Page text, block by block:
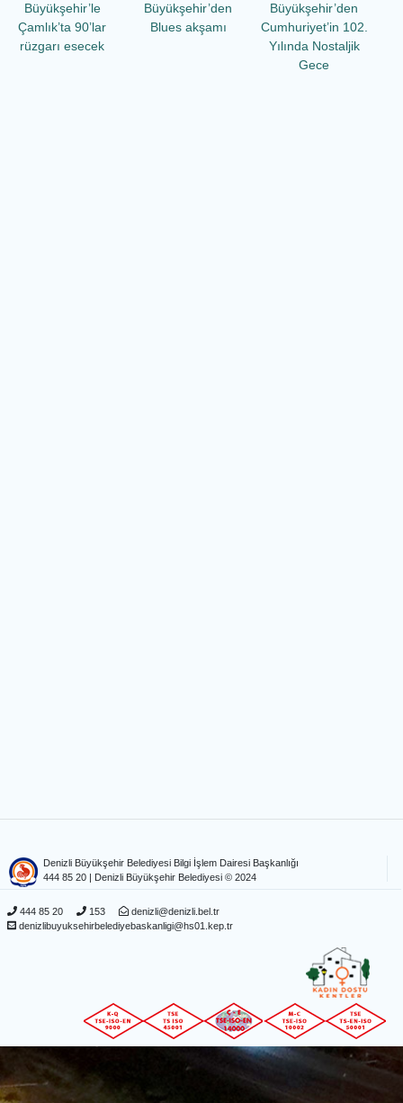
Büyükşehir’le
Çamlık’ta 90’lar
rüzgarı esecek
Büyükşehir’den
Blues akşamı
Büyükşehir’den
Cumhuriyet’in 102.
Yılında Nostaljik
Gece
Denizli Büyükşehir Belediyesi Bilgi İşlem Dairesi Başkanlığı
444 85 20 | Denizli Büyükşehir Belediyesi © 2024
444 85 20 153
denizli@denizli.bel.tr
denizlibuyuksehirbelediyebaskanligi@hs01.kep.tr